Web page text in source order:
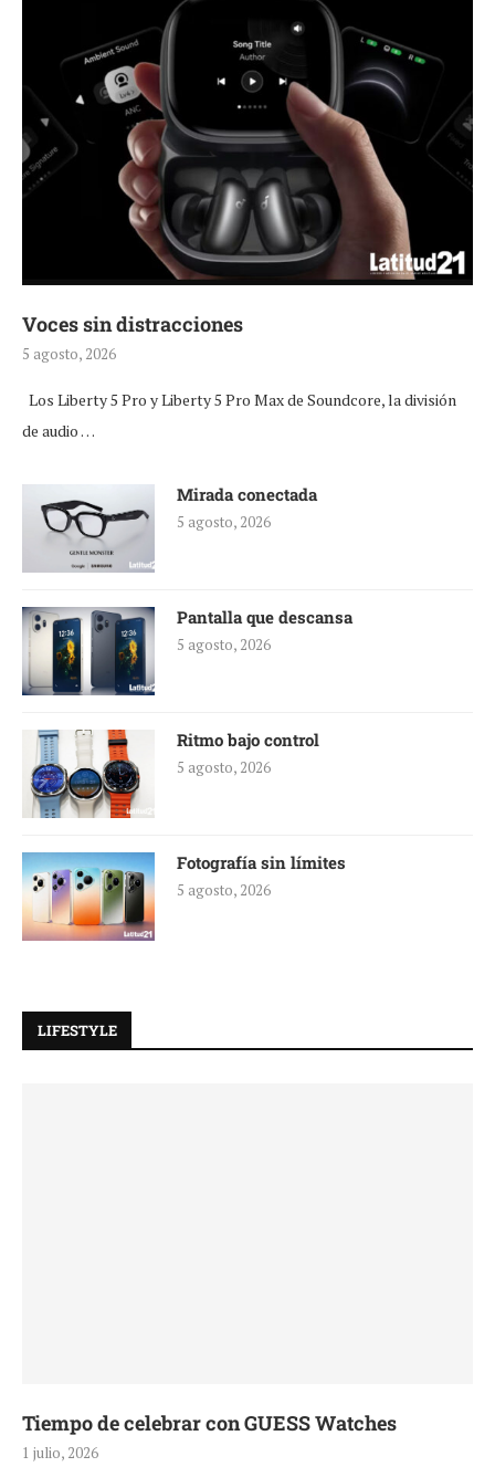
Voces sin distracciones
5 agosto, 2026
Los Liberty 5 Pro y Liberty 5 Pro Max de Soundcore, la división
de audio …
Mirada conectada
5 agosto, 2026
Pantalla que descansa
5 agosto, 2026
Ritmo bajo control
5 agosto, 2026
Fotografía sin límites
5 agosto, 2026
LIFESTYLE
Tiempo de celebrar con GUESS Watches
1 julio, 2026